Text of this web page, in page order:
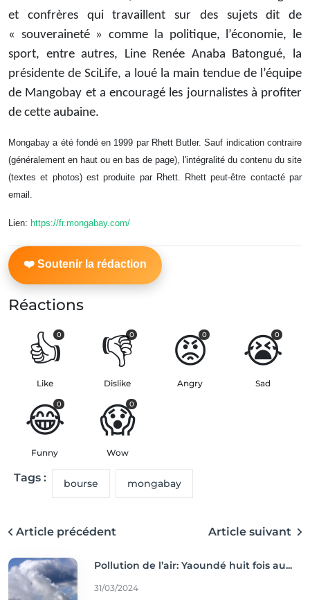
et confrères qui travaillent sur des sujets dit de
« souveraineté » comme la politique, l’économie, le
sport, entre autres, Line Renée Anaba Batongué, la
présidente de SciLife, a loué la main tendue de l’équipe
de Mangobay et a encouragé les journalistes à profiter
de cette aubaine.
Mongabay a été fondé en 1999 par Rhett Butler. Sauf indication contraire
(généralement en haut ou en bas de page), l'intégralité du contenu du site
(textes et photos) est produite par Rhett. Rhett peut-être contacté par
email.
Lien: https://fr.mongabay.com/
Réactions
👍
0
Like
👎
0
Dislike
😡
0
Angry
😭
0
Sad
😂
0
Funny
😱
0
Wow
Tags : bourse mongabay
Article précédent Article suivant
Pollution de l’air: Yaoundé huit fois au...
31/03/2024